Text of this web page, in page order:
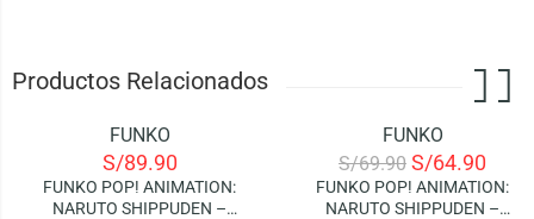
Productos Relacionados
FUNKO
S/89.90
FUNKO POP! ANIMATION:
NARUTO SHIPPUDEN –
FUNKO
S/69.90 S/64.90
FUNKO POP! ANIMATION:
NARUTO SHIPPUDEN –